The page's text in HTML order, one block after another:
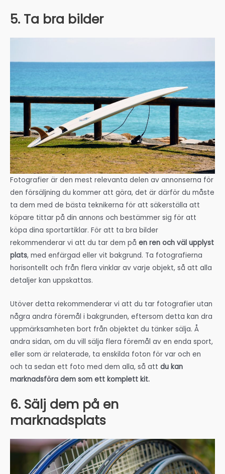
5. Ta bra bilder
Fotografier är den mest relevanta delen av annonserna för
den försäljning du kommer att göra, det är därför du måste
ta dem med de bästa teknikerna för att säkerställa att
köpare tittar på din annons och bestämmer sig för att
köpa dina sportartiklar. För att ta bra bilder
rekommenderar vi att du tar dem på en ren och väl upplyst
plats, med enfärgad eller vit bakgrund. Ta fotografierna
horisontellt och från flera vinklar av varje objekt, så att alla
detaljer kan uppskattas.
Utöver detta rekommenderar vi att du tar fotografier utan
några andra föremål i bakgrunden, eftersom detta kan dra
uppmärksamheten bort från objektet du tänker sälja. Å
andra sidan, om du vill sälja flera föremål av en enda sport,
eller som är relaterade, ta enskilda foton för var och en
och ta sedan ett foto med dem alla, så att du kan
marknadsföra dem som ett komplett kit.
6. Sälj dem på en
marknadsplats